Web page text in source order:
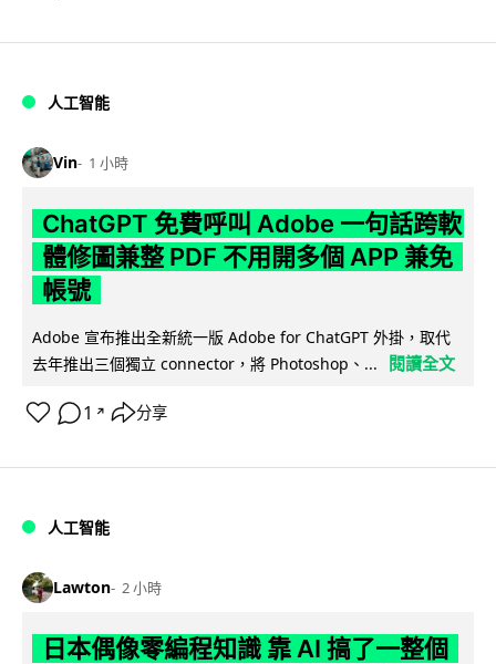
人工智能
Vin 1 小時
ChatGPT 免費呼叫 Adobe 一句話跨軟
體修圖兼整 PDF 不用開多個 APP 兼免
帳號
Adobe 宣布推出全新統一版 Adobe for ChatGPT 外掛，取代
去年推出三個獨立 connector，將 Photoshop、...
閱讀全文
1 ↗ 分享
人工智能
Lawton 2 小時
日本偶像零編程知識 靠 AI 搞了一整個